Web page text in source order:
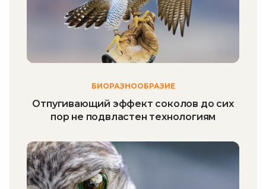
БИОРАЗНООБРАЗИЕ
Отпугивающий эффект соколов до сих
пор не подвластен технологиям